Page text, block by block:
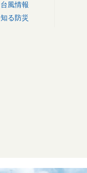
台風情報
知る防災